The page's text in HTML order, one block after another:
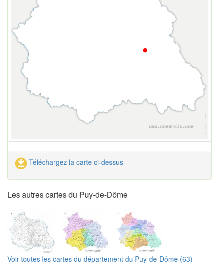
Téléchargez la carte ci-dessus
Les autres cartes du Puy-de-Dôme
Voir toutes les cartes du département du Puy-de-Dôme (63)